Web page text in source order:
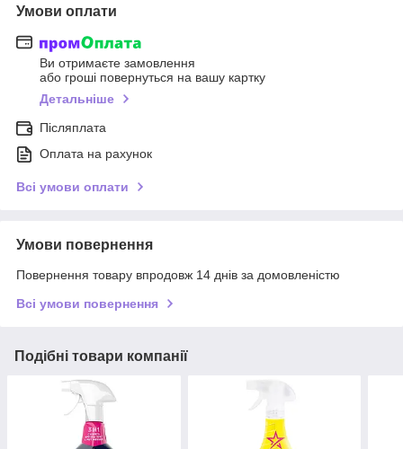
Умови оплати
Ви отримаєте замовлення
або гроші повернуться на вашу картку
Детальніше
Післяплата
Оплата на рахунок
Всі умови оплати
Умови повернення
Повернення товару впродовж 14 днів за домовленістю
Всі умови повернення
Подібні товари компанії